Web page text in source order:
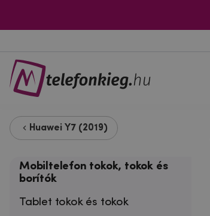
Huawei Y7 (2019)
Mobiltelefon tokok, tokok és
borítók
Tablet tokok és tokok